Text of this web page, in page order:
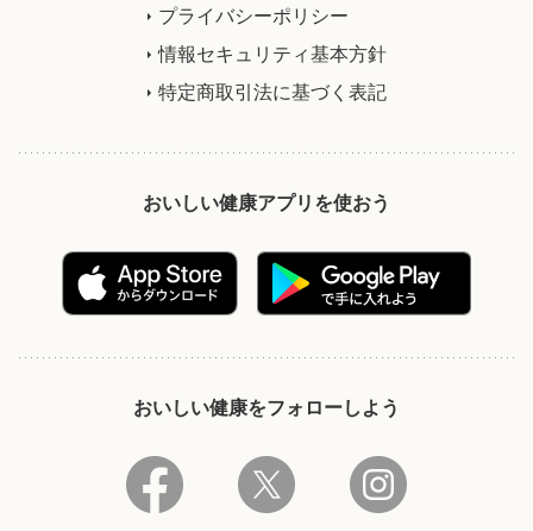
プライバシーポリシー
情報セキュリティ基本方針
特定商取引法に基づく表記
おいしい健康アプリを使おう
おいしい健康をフォローしよう